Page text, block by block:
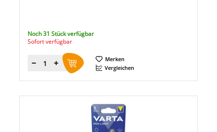
Noch 31 Stück verfügbar
Sofort verfügbar
Menge
Merken
Vergleichen